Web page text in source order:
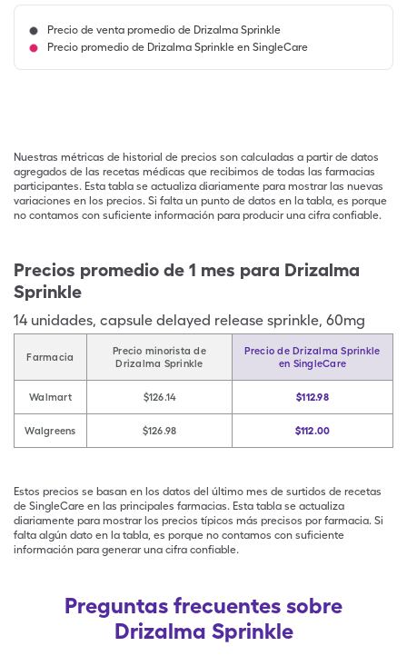
Precio de venta promedio de Drizalma Sprinkle
Precio promedio de Drizalma Sprinkle en SingleCare
Nuestras métricas de historial de precios son calculadas a partir de datos
agregados de las recetas médicas que recibimos de todas las farmacias
participantes. Esta tabla se actualiza diariamente para mostrar las nuevas
variaciones en los precios. Si falta un punto de datos en la tabla, es porque
no contamos con suficiente información para producir una cifra confiable.
Precios promedio de 1 mes para Drizalma
Sprinkle
14 unidades, capsule delayed release sprinkle, 60mg
Farmacia
Precio minorista de
Drizalma Sprinkle
Precio de Drizalma Sprinkle
en SingleCare
Walmart $126.14 $112.98
Walgreens $126.98 $112.00
Estos precios se basan en los datos del último mes de surtidos de recetas
de SingleCare en las principales farmacias. Esta tabla se actualiza
diariamente para mostrar los precios típicos más precisos por farmacia. Si
falta algún dato en la tabla, es porque no contamos con suficiente
información para generar una cifra confiable.
Preguntas frecuentes sobre
Drizalma Sprinkle